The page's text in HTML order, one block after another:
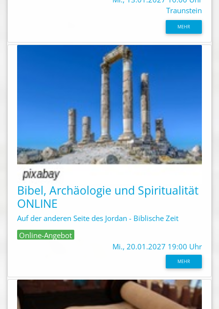
Traunstein
MEHR
Bibel, Archäologie und Spiritualität
ONLINE
Auf der anderen Seite des Jordan - Biblische Zeit
Online-Angebot
Mi., 20.01.2027 19:00 Uhr
MEHR